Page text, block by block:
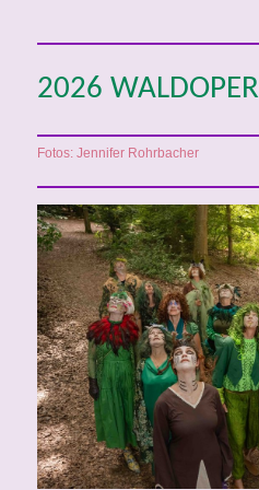
2026 WALDOPER
Fotos: Jennifer Rohrbacher